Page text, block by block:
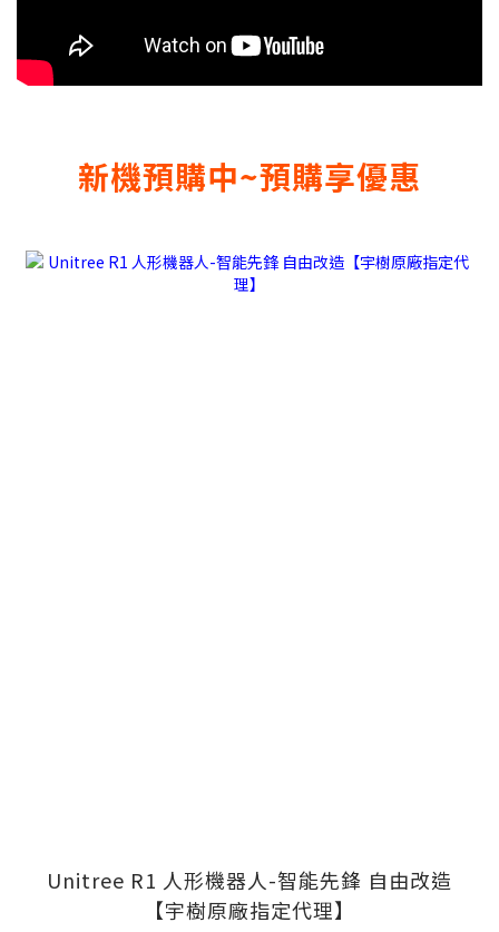
新機預購中~預購享優惠
Unitree R1 人形機器人-智能先鋒 自由改造
【宇樹原廠指定代理】